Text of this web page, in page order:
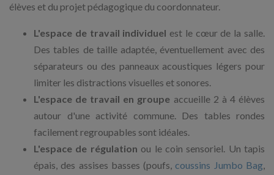
élèves et du projet pédagogique du coordonnateur.
L'espace de travail individuel est le cœur de la salle.
Des tables de taille adaptée, éventuellement avec des
séparateurs ou des panneaux acoustiques légers pour
limiter les distractions visuelles et sonores.
L'espace de travail en groupe accueille 2 à 4 élèves
autour d'une activité commune. Des tables rondes
facilement regroupables sont idéales.
L'espace de régulation ou le coin sensoriel. Un tapis
épais, des assises basses (poufs, coussins Jumbo Bag,